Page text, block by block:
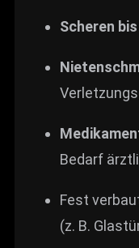
Scheren
Bedarf
Fest
(z. B.